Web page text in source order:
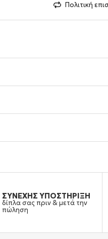
Πολιτική
ΣΥΝΕΧΗΣ ΥΠΟΣΤΗΡΙΞΗ
δίπλα σας πριν & μετά την
πώληση